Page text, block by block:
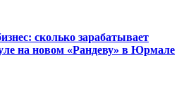
сколько зарабатывает
на новом «Рандеву» в Юрмале